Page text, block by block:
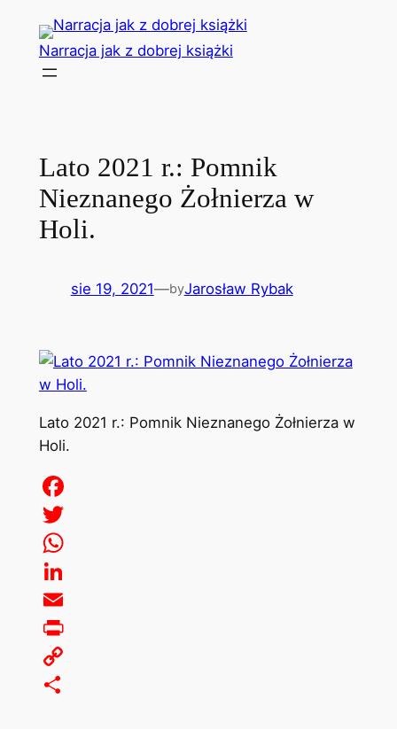
Przejdź
treści
Narracja jak z dobrej książki
Lato 2021 r.: Pomnik
Nieznanego Żołnierza w
Holi.
sie 19, 2021—byJarosław Rybak
Lato 2021 r.: Pomnik Nieznanego Żołnierza w
Holi.
Facebook
Twitter
WhatsApp
LinkedIn
Email
Print
Copy